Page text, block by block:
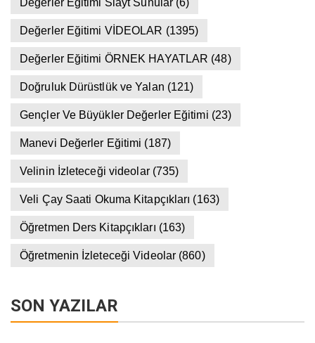
Değerler Eğitimi Slayt Sunular (6)
Değerler Eğitimi VİDEOLAR (1395)
Değerler Eğitimi ÖRNEK HAYATLAR (48)
Doğruluk Dürüstlük ve Yalan (121)
Gençler Ve Büyükler Değerler Eğitimi (23)
Manevi Değerler Eğitimi (187)
Velinin İzleteceği videolar(735)
Veli Çay Saati Okuma Kitapçıkları (163)
Öğretmen Ders Kitapçıkları (163)
Öğretmenin İzleteceği Videolar (860)
SON YAZILAR